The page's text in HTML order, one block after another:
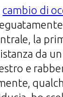
cambio di
la
da
e